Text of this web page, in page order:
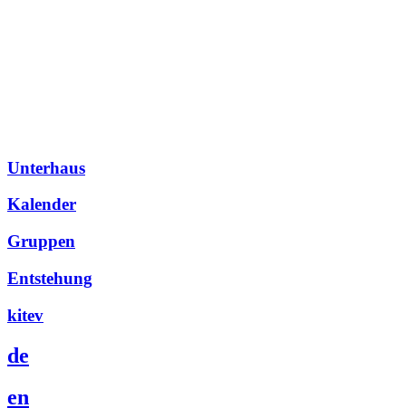
Unterhaus
Kalender
Gruppen
Entstehung
kitev
de
en